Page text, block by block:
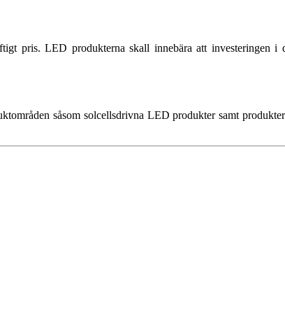
pris. LED produkterna skall innebära att investeringen
såsom solcellsdrivna LED produkter samt